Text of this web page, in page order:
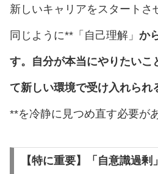
新しいキャリアをスタートさ
同じように**「自己理解」 か
す。自分が本当にやりたいこ
て新しい環境で受け入れられ
**を冷静に見つめ直す必要が
【特に重要】「自意識過